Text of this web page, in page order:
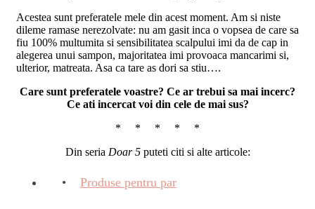
Acestea sunt preferatele mele din acest moment. Am si niste
dileme ramase nerezolvate: nu am gasit inca o vopsea de care sa
fiu 100% multumita si sensibilitatea scalpului imi da de cap in
alegerea unui sampon, majoritatea imi provoaca mancarimi si,
ulterior, matreata. Asa ca tare as dori sa stiu….
Care sunt preferatele voastre? Ce ar trebui sa mai incerc?
Ce ati incercat voi din cele de mai sus?
* * * * *
Din seria Doar 5puteti citi si alte articole:
Produse pentru par